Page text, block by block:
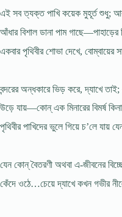
এই সব ত্যক্ত পাখি কয়েক মুহূর্ত শুধু;
আঁধার বিশাল ডানা পাম গাছে—পাহাড়ের
একবার পৃথিবীর শোভা দেখে, বোম্বায়ের
বন্দরের অন্ধকারে ভিড় করে, দ্যাখে তাই;
উড়ে যায়—কোন্ এক মিনারের বিমর্ষ
পৃথিবীর পাখিদের ভুলে গিয়ে চ’লে যায়
যেন কোন্ বৈতরণী অথবা এ-জীবনের
কেঁদে ওঠে…চেয়ে দ্যাখে কখন গভীর